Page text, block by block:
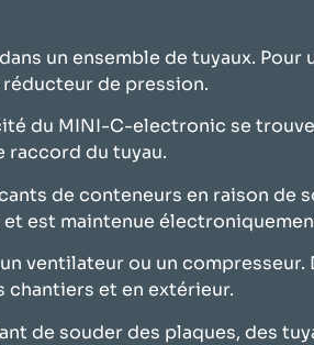
un ensemble de tuyaux. Pour
réducteur de pression.
du MINI-C-electronic se
raccord du tuyau.
de conteneurs en raison de
et est maintenue
ventilateur ou un
chantiers et en extérieur.
de souder des plaques, des